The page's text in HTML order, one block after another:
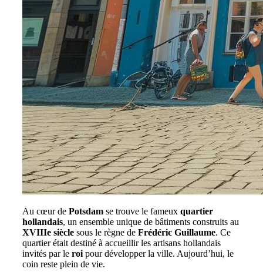
Au cœur de Potsdam se trouve le fameux quartier
hollandais, un ensemble unique de bâtiments construits au
XVIIIe siècle sous le règne de Frédéric Guillaume. Ce
quartier était destiné à accueillir les artisans hollandais
invités par le roi pour développer la ville. Aujourd’hui, le
coin reste plein de vie.